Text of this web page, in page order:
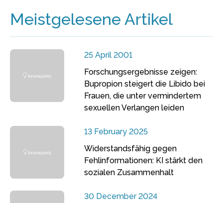
Meistgelesene Artikel
25 April 2001
Forschungsergebnisse zeigen:
Bupropion steigert die Libido bei
Frauen, die unter vermindertem
sexuellen Verlangen leiden
13 February 2025
Widerstandsfähig gegen
Fehlinformationen: KI stärkt den
sozialen Zusammenhalt
30 December 2024